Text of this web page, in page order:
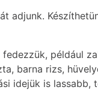
adjunk.
például
barna rizs,
idejük is lassabb,